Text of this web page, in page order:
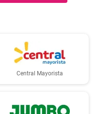
Central Mayorista